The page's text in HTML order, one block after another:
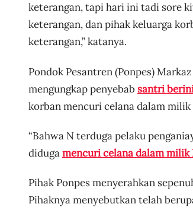
keterangan, tapi hari ini tadi sore
keterangan, dan pihak keluarga
keterangan,” katanya.
Pondok Pesantren (Ponpes)
mengungkap penyebab santri
korban mencuri celana dalam
“Bahwa N terduga pelaku
didugamencuri celana dalam milik
Pihak Ponpes menyerahkan
Pihaknya menyebutkan telah